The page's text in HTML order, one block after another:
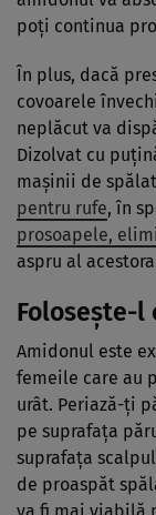
poţi continua
În plus, dacă
covoarele
neplăcut va
Dizolvat cu
maşinii de
pentru rufe, în
prosoapele,
aspru al
Foloseşte-l
Amidonul este
femeile care au
urât. Periază-ţi
pe suprafaţa
suprafaţa
de proaspăt
va fi mai viabilă